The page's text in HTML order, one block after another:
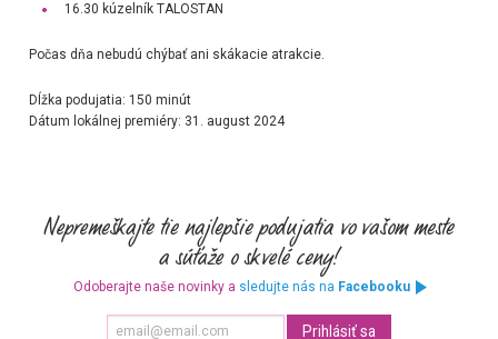
16.30 kúzelník TALOSTAN
Počas dňa nebudú chýbať ani skákacie atrakcie.
Dĺžka podujatia: 150 minút
Dátum lokálnej premiéry: 31. august 2024
Odoberajte naše novinky a sledujte nás na Facebooku